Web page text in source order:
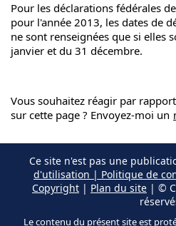
Pour les déclarations fédérales
pour l'année 2013, les dates de
ne sont renseignées que si elles
janvier et du 31 décembre.
Vous souhaitez réagir par
sur cette page ? Envoyez-moi un
Ce site n'est pas une
d'utilisation | Politique de
Copyright | Plan du site | ©
Le contenu du présent site est